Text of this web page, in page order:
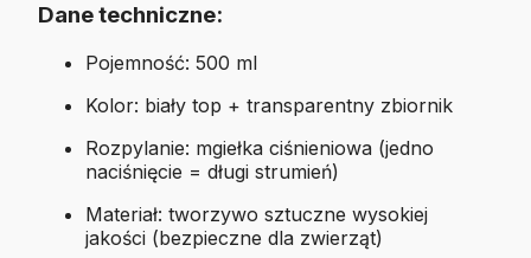
Dane techniczne:
Pojemność: 500 ml
Kolor: biały top + transparentny zbiornik
Rozpylanie: mgiełka ciśnieniowa (jedno
naciśnięcie = długi strumień)
Materiał: tworzywo sztuczne wysokiej
jakości (bezpieczne dla zwierząt)